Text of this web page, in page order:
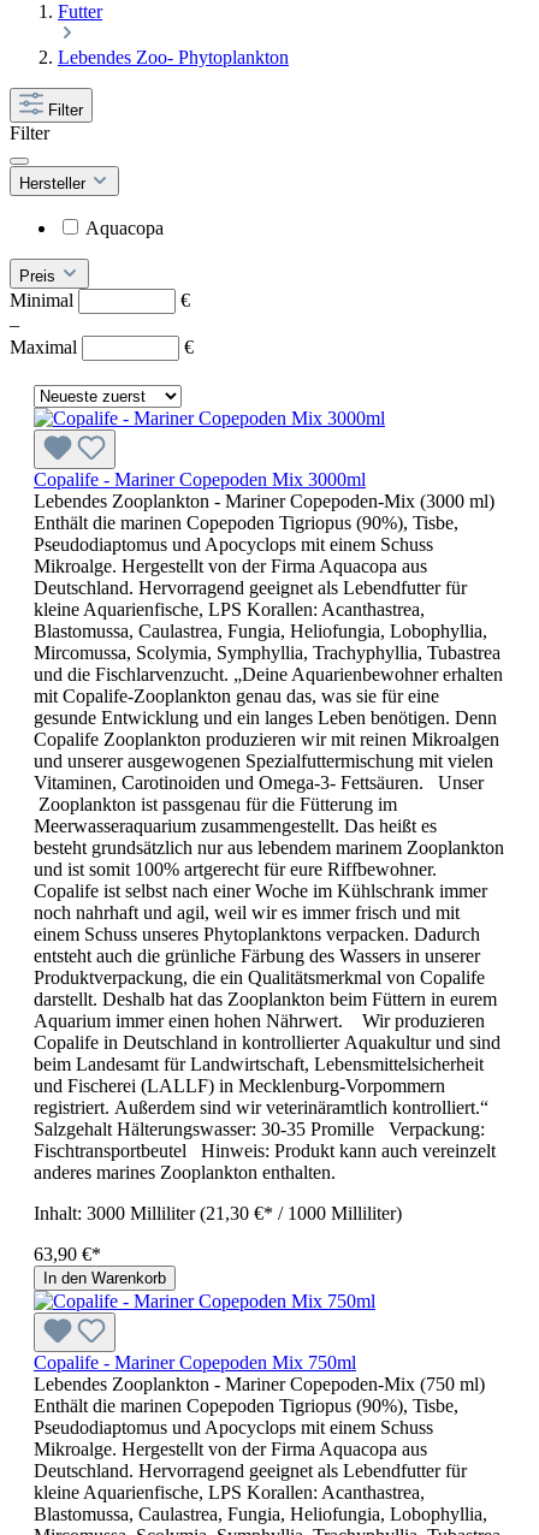
Futter
Lebendes Zoo- Phytoplankton
Filter
Filter
Hersteller
Aquacopa
Preis
Minimal
€
–
Maximal
€
Copalife - Mariner Copepoden Mix 3000ml
Lebendes Zooplankton - Mariner Copepoden-Mix (3000 ml)
Enthält die marinen Copepoden Tigriopus (90%), Tisbe,
Pseudodiaptomus und Apocyclops mit einem Schuss
Mikroalge. Hergestellt von der Firma Aquacopa aus
Deutschland. Hervorragend geeignet als Lebendfutter für
kleine Aquarienfische, LPS Korallen: Acanthastrea,
Blastomussa, Caulastrea, Fungia, Heliofungia, Lobophyllia,
Mircomussa, Scolymia, Symphyllia, Trachyphyllia, Tubastrea
und die Fischlarvenzucht. „Deine Aquarienbewohner erhalten
mit Copalife-Zooplankton genau das, was sie für eine
gesunde Entwicklung und ein langes Leben benötigen. Denn
Copalife Zooplankton produzieren wir mit reinen Mikroalgen
und unserer ausgewogenen Spezialfuttermischung mit vielen
Vitaminen, Carotinoiden und Omega-3- Fettsäuren. Unser
Zooplankton ist passgenau für die Fütterung im
Meerwasseraquarium zusammengestellt. Das heißt es
besteht grundsätzlich nur aus lebendem marinem Zooplankton
und ist somit 100% artgerecht für eure Riffbewohner.
Copalife ist selbst nach einer Woche im Kühlschrank immer
noch nahrhaft und agil, weil wir es immer frisch und mit
einem Schuss unseres Phytoplanktons verpacken. Dadurch
entsteht auch die grünliche Färbung des Wassers in unserer
Produktverpackung, die ein Qualitätsmerkmal von Copalife
darstellt. Deshalb hat das Zooplankton beim Füttern in eurem
Aquarium immer einen hohen Nährwert. Wir produzieren
Copalife in Deutschland in kontrollierter Aquakultur und sind
beim Landesamt für Landwirtschaft, Lebensmittelsicherheit
und Fischerei (LALLF) in Mecklenburg-Vorpommern
registriert. Außerdem sind wir veterinäramtlich kontrolliert.“
Salzgehalt Hälterungswasser: 30-35 Promille Verpackung:
Fischtransportbeutel Hinweis: Produkt kann auch vereinzelt
anderes marines Zooplankton enthalten.
Inhalt: 3000 Milliliter(21,30 €* / 1000 Milliliter)
63,90 €*
In den Warenkorb
Copalife - Mariner Copepoden Mix 750ml
Lebendes Zooplankton - Mariner Copepoden-Mix (750 ml)
Enthält die marinen Copepoden Tigriopus (90%), Tisbe,
Pseudodiaptomus und Apocyclops mit einem Schuss
Mikroalge. Hergestellt von der Firma Aquacopa aus
Deutschland. Hervorragend geeignet als Lebendfutter für
kleine Aquarienfische, LPS Korallen: Acanthastrea,
Blastomussa, Caulastrea, Fungia, Heliofungia, Lobophyllia,